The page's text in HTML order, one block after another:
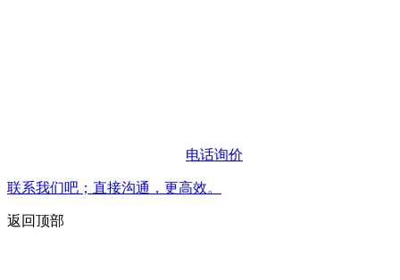
电话询价
联系我们吧；直接沟通，更高效。
返回顶部